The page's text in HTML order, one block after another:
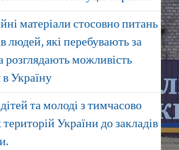
матеріали стосовно питань
людей, які перебувають за
розглядають можливість
Україну
та молоді з тимчасово
України до закладів